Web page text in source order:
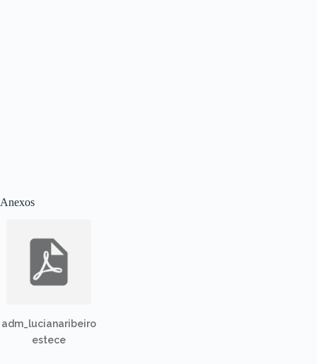
Anexos
adm_lucianaribeiro
estece